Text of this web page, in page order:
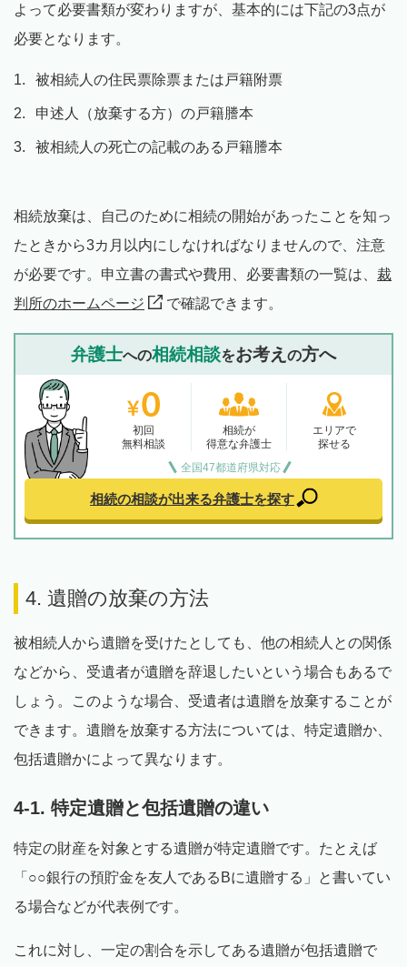
よって必要書類が変わりますが、基本的には下記の3点が
必要となります。
被相続人の住民票除票または戸籍附票
申述人（放棄する方）の戸籍謄本
被相続人の死亡の記載のある戸籍謄本
相続放棄は、自己のために相続の開始があったことを知っ
たときから3カ月以内にしなければなりませんので、注意
が必要です。申立書の書式や費用、必要書類の一覧は、 裁
判所のホームページ
で確認できます。
弁護士への相続相談をお考え の方へ
初回
無料相談
相続が
得意な弁護士
エリアで
探せる
全国47都道府県対応
相続の相談が出来る弁護士を探す
4. 遺贈の放棄の方法
被相続人から遺贈を受けたとしても、他の相続人との関係
などから、受遺者が遺贈を辞退したいという場合もあるで
しょう。このような場合、受遺者は遺贈を放棄することが
できます。遺贈を放棄する方法については、特定遺贈か、
包括遺贈かによって異なります。
4-1. 特定遺贈と包括遺贈の違い
特定の財産を対象とする遺贈が特定遺贈です。たとえば
「○○銀行の預貯金を友人であるBに遺贈する」と書いてい
る場合などが代表例です。
これに対し、一定の割合を示してある遺贈が包括遺贈で